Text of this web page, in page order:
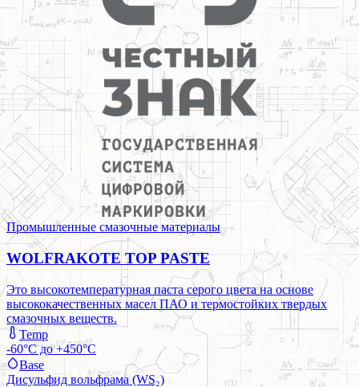
Промышленные смазочные материалы
WOLFRAKOTE TOP PASTE
Это высокотемпературная паста серого цвета на основе
высококачественных масел ПАО и термостойких твердых
смазочных веществ.
Temp
-60°C до +450°C
Base
Дисульфид вольфрама (WS₂)